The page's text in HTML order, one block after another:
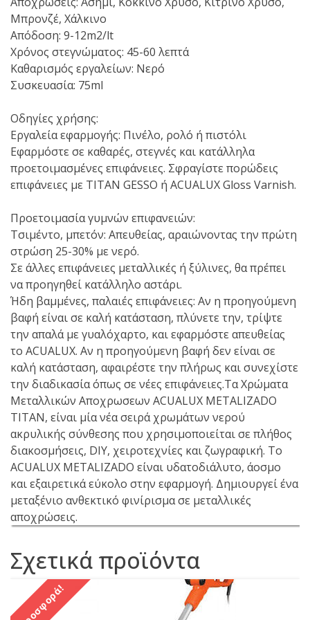
Μπρονζέ, Χάλκινο
Απόδοση: 9-12m2/lt
Χρόνος στεγνώματος: 45-60 λεπτά
Καθαρισμός εργαλείων: Νερό
Συσκευασία: 75ml
Οδηγίες χρήσης:
Εργαλεία εφαρμογής: Πινέλο, ρολό ή πιστόλι
Εφαρμόστε σε καθαρές, στεγνές και κατάλληλα
προετοιμασμένες επιφάνειες. Σφραγίστε πορώδεις
επιφάνειες με TITAN GESSO ή ACUALUX Gloss Varnish.
Προετοιμασία γυμνών επιφανειών:
Τσιμέντο, μπετόν: Απευθείας, αραιώνοντας την πρώτη
στρώση 25-30% με νερό.
Σε άλλες επιφάνειες μεταλλικές ή ξύλινες, θα πρέπει
να προηγηθεί κατάλληλο αστάρι.
Ήδη βαμμένες, παλαιές επιφάνειες: Αν η προηγούμενη
βαφή είναι σε καλή κατάσταση, πλύνετε την, τρίψτε
την απαλά με γυαλόχαρτο, και εφαρμόστε απευθείας
το ACUALUX. Αν η προηγούμενη βαφή δεν είναι σε
καλή κατάσταση, αφαιρέστε την πλήρως και συνεχίστε
την διαδικασία όπως σε νέες επιφάνειες.Tα Χρώματα
Μεταλλικών Αποχρωσεων ACUALUX METALIZADO
TITAN, είναι μία νέα σειρά χρωμάτων νερού
ακρυλικής σύνθεσης που χρησιμοποιείται σε πλήθος
διακοσμήσεις, DIY, χειροτεχνίες και ζωγραφική. Το
ACUALUX METALIZADO είναι υδατοδιάλυτο, άοσμο
και εξαιρετικά εύκολο στην εφαρμογή. Δημιουργεί ένα
μεταξένιο ανθεκτικό φινίρισμα σε μεταλλικές
αποχρώσεις.
Σχετικά προϊόντα
Προσφορά!